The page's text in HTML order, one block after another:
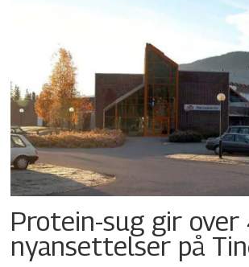
Protein-sug gir over
nyansettelser på